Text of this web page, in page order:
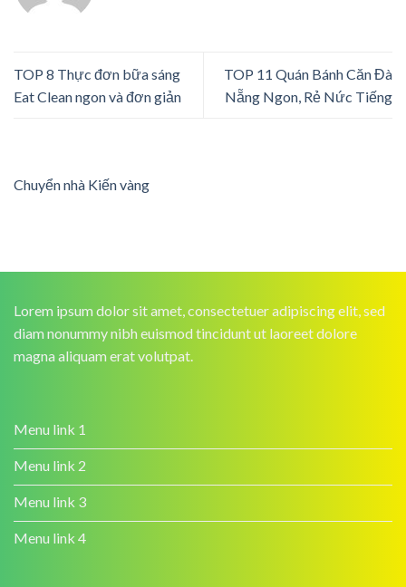
TOP 8 Thực đơn bữa sáng
Eat Clean ngon và đơn giản
TOP 11 Quán Bánh Căn Đà
Nẵng Ngon, Rẻ Nức Tiếng
Chuyển nhà Kiến vàng
Lorem ipsum dolor sit amet, consectetuer adipiscing elit, sed
diam nonummy nibh euismod tincidunt ut laoreet dolore
magna aliquam erat volutpat.
Menu link 1
Menu link 2
Menu link 3
Menu link 4